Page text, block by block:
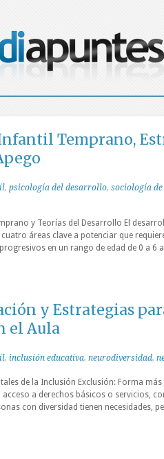
Temprano,
, psicología del desarrollo, sociología
y Teorías del Desarrollo El
áreas clave a potenciar que
en un rango de edad de 0 a 6
y Estrategias
el Aula
, inclusión educativa, neurodiversidad,
de la Inclusión Exclusión: Forma
a derechos básicos o servicios,
con diversidad tienen necesidades,